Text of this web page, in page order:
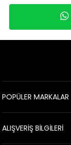
POPÜLER MARKALAR
ALIŞVERİŞ BİLGİLERİ